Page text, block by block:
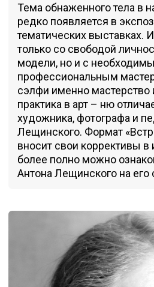
Тема обнаженного тела в
редко появляется в
тематических выставках.
только со свободой
модели, но и с
профессиональным
сэлфи именно мастерство
практика в арт – ню
художника, фотографа и
Лещинского. Формат
вносит свои коррективы в
более полно можно
Антона Лещинского на его